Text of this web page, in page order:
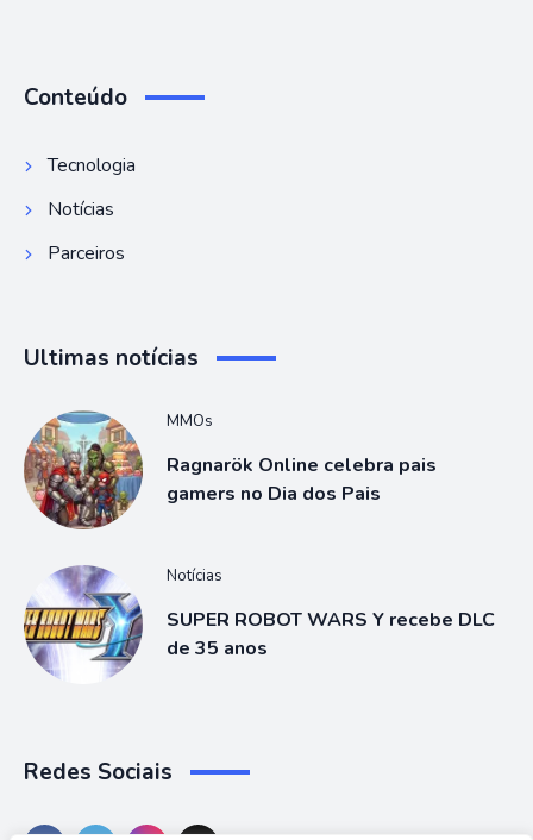
Conteúdo
Tecnologia
Notícias
Parceiros
Ultimas notícias
MMOs
Ragnarök Online celebra pais
gamers no Dia dos Pais
Notícias
SUPER ROBOT WARS Y recebe DLC
de 35 anos
Redes Sociais